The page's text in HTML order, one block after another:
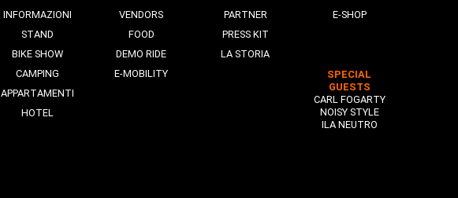
INFORMAZIONI
STAND
BIKE SHOW
CAMPING
APPARTAMENTI
HOTEL
VENDORS
FOOD
DEMO RIDE
E-MOBILITY
PARTNER
PRESS KIT
LA STORIA
E-SHOP
SPECIAL
GUESTS
CARL FOGARTY
NOISY STYLE
ILA NEUTRO